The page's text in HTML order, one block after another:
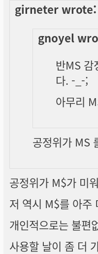
girneter wrote:
gnoyel
반MS 감
다. -_-;
아무리
공정위가 MS
공정위가 M$가 미
저 역시 M$를 아주
개인적으로는 불편
사용할 날이 좀 더